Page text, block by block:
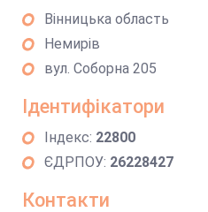
Вінницька область
Немирів
вул. Соборна 205
Ідентифікатори
Індекс: 22800
ЄДРПОУ: 26228427
Контакти